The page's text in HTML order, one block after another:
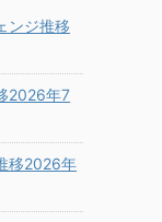
ンジ推移
2026年7
移2026年